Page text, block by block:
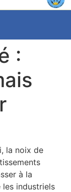
:
la noix de
à la
industriels